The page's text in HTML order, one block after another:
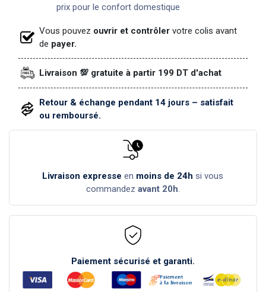
prix pour le confort domestique
Vous pouvez ouvrir et contrôler votre colis avant
de payer.
Livraison 💯 gratuite à partir 199 DT d'achat
Retour & échange pendant 14 jours – satisfait
ou remboursé.
Livraison expresse en moins de 24h si vous
commandez avant 20h.
Paiement sécurisé et garanti.